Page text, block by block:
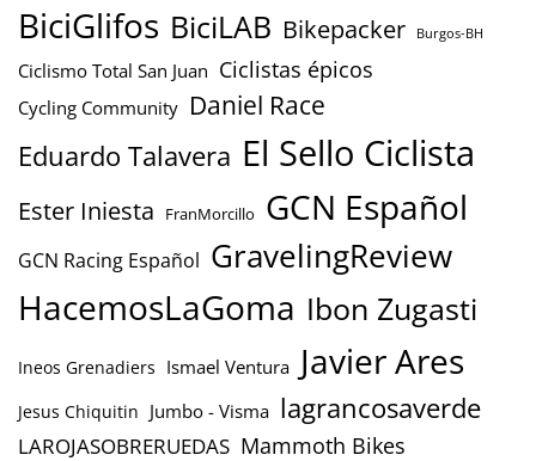
BiciGlifos BiciLAB Bikepacker Burgos-BH
Ciclismo Total San Juan Ciclistas épicos
Cycling Community Daniel Race
Eduardo Talavera El Sello Ciclista
Ester Iniesta FranMorcillo GCN Español
GCN Racing Español GravelingReview
HacemosLaGoma Ibon Zugasti
Ineos Grenadiers Ismael Ventura Javier Ares
Jesus Chiquitin Jumbo - Visma lagrancosaverde
LAROJASOBRERUEDAS Mammoth Bikes